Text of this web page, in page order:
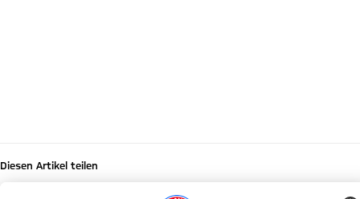
Diesen Artikel teilen